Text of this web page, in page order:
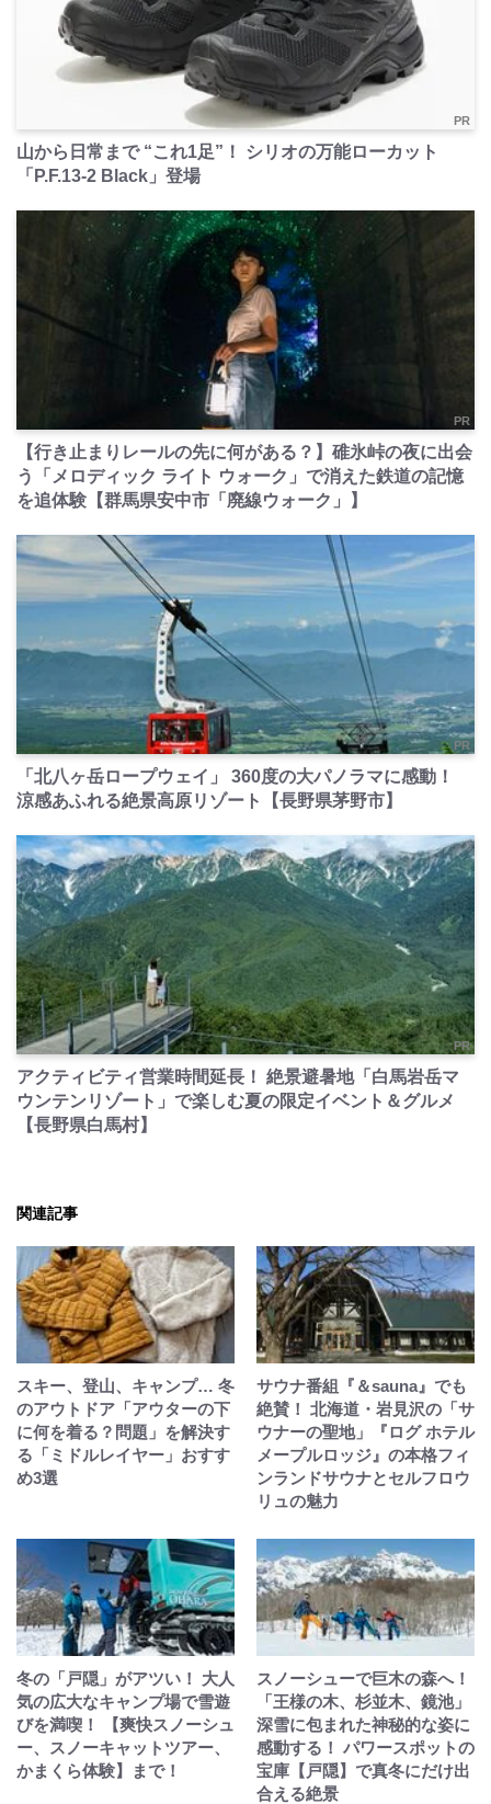
PR
山から日常まで “これ1足”！ シリオの万能ローカット
「P.F.13-2 Black」登場
PR
【行き止まりレールの先に何がある？】碓氷峠の夜に出会
う「メロディック ライト ウォーク」で消えた鉄道の記憶
を追体験【群馬県安中市「廃線ウォーク」】
PR
「北八ヶ岳ロープウェイ」 360度の大パノラマに感動！
涼感あふれる絶景高原リゾート【長野県茅野市】
PR
アクティビティ営業時間延長！ 絶景避暑地「白馬岩岳マ
ウンテンリゾート」で楽しむ夏の限定イベント＆グルメ
【長野県白馬村】
関連記事
スキー、登山、キャンプ… 冬
のアウトドア「アウターの下
に何を着る？問題」を解決す
る「ミドルレイヤー」おすす
め3選
サウナ番組『＆sauna』でも
絶賛！ 北海道・岩見沢の「サ
ウナーの聖地」『ログ ホテル
メープルロッジ』の本格フィ
ンランドサウナとセルフロウ
リュの魅力
冬の「戸隠」がアツい！ 大人
気の広大なキャンプ場で雪遊
びを満喫！ 【爽快スノーシュ
ー、スノーキャットツアー、
かまくら体験】まで！
スノーシューで巨木の森へ！
「王様の木、杉並木、鏡池」
深雪に包まれた神秘的な姿に
感動する！ パワースポットの
宝庫【戸隠】で真冬にだけ出
合える絶景